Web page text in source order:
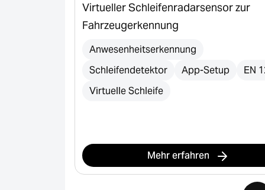
Virtueller Schleifenradarsensor zur
Fahrzeugerkennung
Anwesenheitserkennung
Schleifendetektor
App-Setup
EN
Virtuelle Schleife
Mehr erfahren